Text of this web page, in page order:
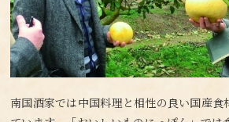
南国酒家では中国料理と相性の良い国産